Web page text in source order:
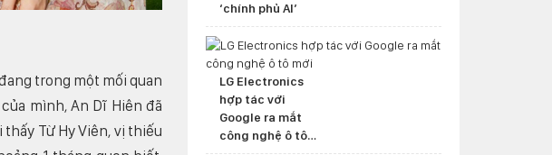
trong một mối quan
mình, An Dĩ Hiên đã
Từ Hy Viên, vị thiếu
‘chính phủ AI’
LG Electronics
hợp tác với
Google ra mắt
công nghệ ô tô